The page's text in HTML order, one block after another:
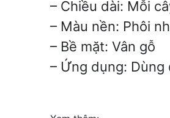
– Chiều dài: Mỗi
– Màu nền: Phôi
– Bề mặt: Vân gỗ
– Ứng dụng: